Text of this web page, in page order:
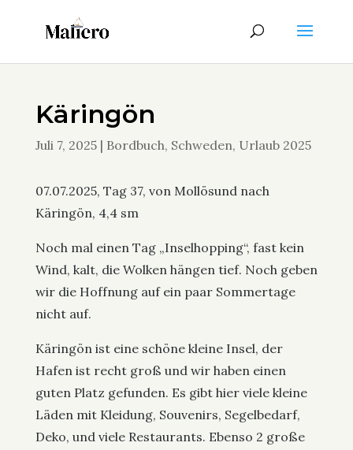
Käringön
Juli 7, 2025| Bordbuch, Schweden, Urlaub 2025
07.07.2025, Tag 37, von Mollösund nach
Käringön, 4,4 sm
Noch mal einen Tag „Inselhopping“, fast kein
Wind, kalt, die Wolken hängen tief. Noch geben
wir die Hoffnung auf ein paar Sommertage
nicht auf.
Käringön ist eine schöne kleine Insel, der
Hafen ist recht groß und wir haben einen
guten Platz gefunden. Es gibt hier viele kleine
Läden mit Kleidung, Souvenirs, Segelbedarf,
Deko, und viele Restaurants. Ebenso 2 große